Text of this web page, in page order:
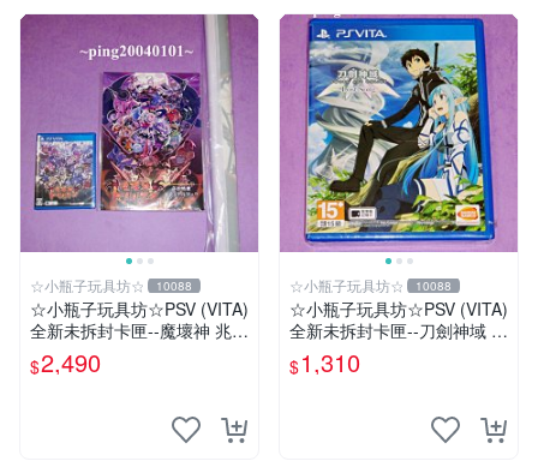
☆小瓶子玩具坊☆ 10088
☆小瓶子玩具坊☆PSV (VITA)
全新未拆封卡匣--魔壞神 兆力
翁 Trader 店舖特典通常版
+特典--美術集
$2,490
☆小瓶子玩具坊☆ 10088
☆小瓶子玩具坊☆PSV (VITA)
全新未拆封卡匣--刀劍神域 -L
ost Song- 中文版
$1,310